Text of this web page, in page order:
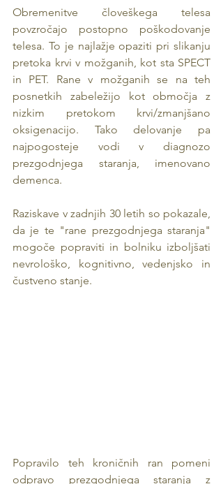
Obremenitve človeškega telesa
povzročajo postopno poškodovanje
telesa. To je najlažje opaziti pri slikanju
pretoka krvi v možganih, kot sta SPECT
in PET. Rane v možganih se na teh
posnetkih zabeležijo kot območja z
nizkim pretokom krvi/zmanjšano
oksigenacijo. Tako delovanje pa
najpogosteje vodi v diagnozo
prezgodnjega staranja, imenovano
demenca.
Raziskave v zadnjih 30 letih so pokazale,
da je te "rane prezgodnjega staranja"
mogoče popraviti in bolniku izboljšati
nevrološko, kognitivno, vedenjsko in
čustveno stanje.
Popravilo teh kroničnih ran pomeni
odpravo prezgodnjega staranja z